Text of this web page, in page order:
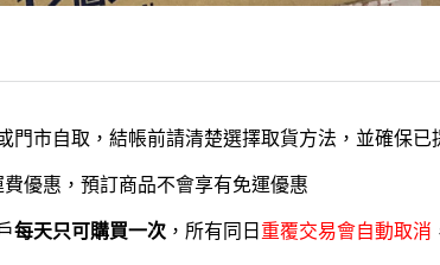
門市自取，結帳前請清楚選擇取貨方法，並確保已
優惠，預訂商品不會享有免運優惠
每天只可購買一次 ，所有同日 重覆交易會自動取消